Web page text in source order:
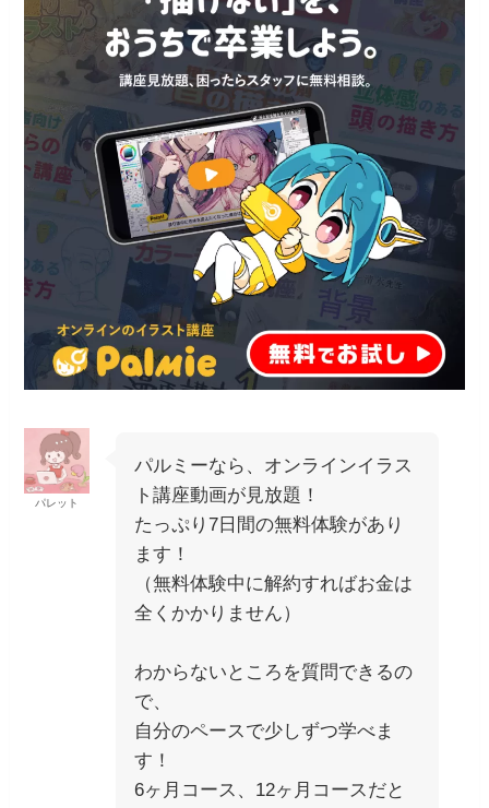
パレット
パルミーなら、オンラインイラス
ト講座動画が見放題！
たっぷり7日間の無料体験があり
ます！
（無料体験中に解約すればお金は
全くかかりません）
わからないところを質問できるの
で、
自分のペースで少しずつ学べま
す！
6ヶ月コース、12ヶ月コースだと